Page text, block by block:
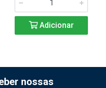
Adicionar
nossas